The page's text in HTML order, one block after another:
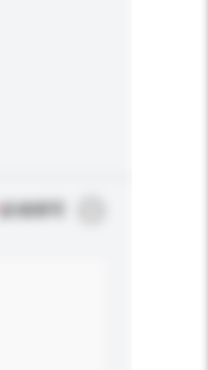
必须填写